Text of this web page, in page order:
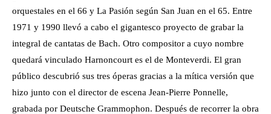
orquestales en el 66 y La Pasión según San Juan en el 65. Entre
1971 y 1990 llevó a cabo el gigantesco proyecto de grabar la
integral de cantatas de Bach. Otro compositor a cuyo nombre
quedará vinculado Harnoncourt es el de Monteverdi. El gran
público descubrió sus tres óperas gracias a la mítica versión que
hizo junto con el director de escena Jean-Pierre Ponnelle,
grabada por Deutsche Grammophon. Después de recorrer la obra